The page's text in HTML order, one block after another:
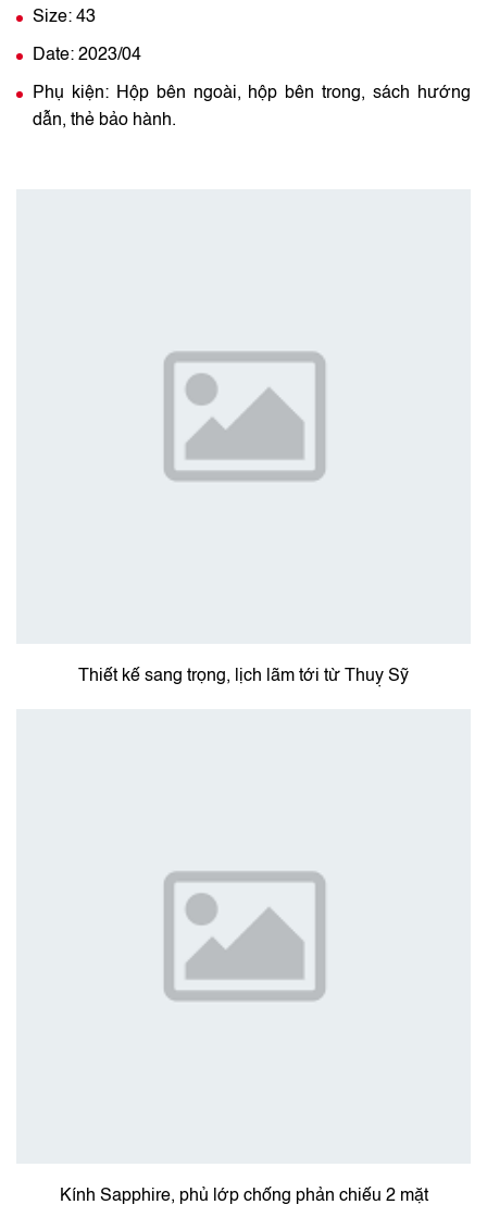
Size: 43
Date: 2023/04
Phụ kiện: Hộp bên ngoài, hộp bên trong, sách hướng
dẫn, thẻ bảo hành.
Thiết kế sang trọng, lịch lãm tới từ Thuỵ Sỹ
Kính Sapphire, phủ lớp chống phản chiếu 2 mặt